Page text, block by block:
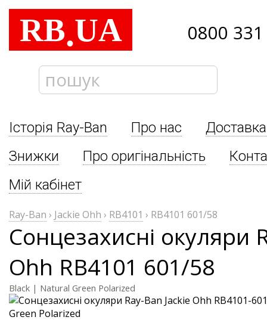
RB.UA 0800
Історія Ray-Ban Про нас
Знижки
Про оригінальність
Мій кабінет
Ray-Ban › Jackie Ohh › RB4101 › RB4101 601/58
Сонцезахисні окуляри
Ohh RB4101 601/58
Black | Natural Green Polarized